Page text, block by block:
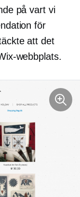
på vart vi
för
att det
webbplats.